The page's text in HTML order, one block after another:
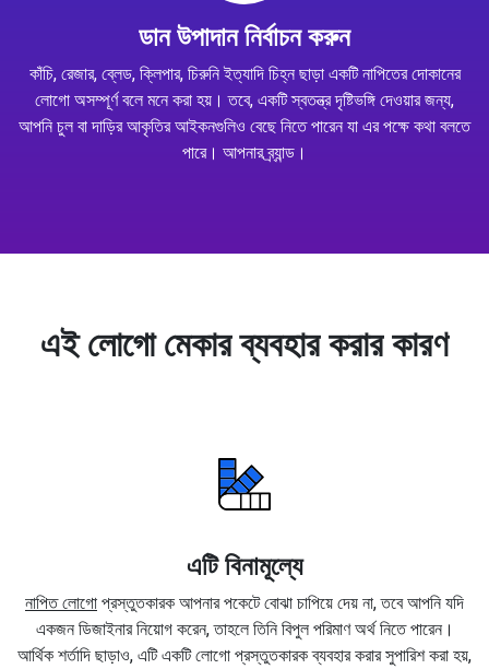
ডান উপাদান নির্বাচন করুন
কাঁচি, রেজার, ব্লেড, ক্লিপার, চিরুনি ইত্যাদি চিহ্ন ছাড়া একটি নাপিতের দোকানের
লোগো অসম্পূর্ণ বলে মনে করা হয়। তবে, একটি স্বতন্ত্র দৃষ্টিভঙ্গি দেওয়ার জন্য,
আপনি চুল বা দাড়ির আকৃতির আইকনগুলিও বেছে নিতে পারেন যা এর পক্ষে কথা বলতে
পারে। আপনার ব্র্যান্ড।
এই লোগো মেকার ব্যবহার করার কারণ
এটি বিনামূল্যে
নাপিত লোগো প্রস্তুতকারক আপনার পকেটে বোঝা চাপিয়ে দেয় না, তবে আপনি যদি
একজন ডিজাইনার নিয়োগ করেন, তাহলে তিনি বিপুল পরিমাণ অর্থ নিতে পারেন।
আর্থিক শর্তাদি ছাড়াও, এটি একটি লোগো প্রস্তুতকারক ব্যবহার করার সুপারিশ করা হয়,